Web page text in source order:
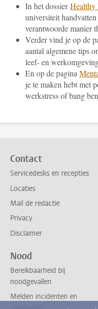
In het dossierHealthy
universiteit
verantwoorde manier
Verder vind je op de
aantal algemene tips
leef- en
En op de pagina
je te maken hebt met
werkstress of bang
Contact
Servicedesks en recepties
Locaties
Mail de redactie
Privacy
Disclaimer
Nood
Bereikbaarheid bij
noodgevallen
Melden incidenten en